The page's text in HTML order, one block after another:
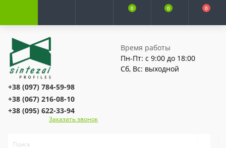
0 0 0
Время работы
Пн-Пт: с 9:00 до 18:00
Сб, Вс: выходной
+38 (097) 784-59-98
+38 (067) 216-08-10
+38 (095) 622-33-94
Заказать звонок